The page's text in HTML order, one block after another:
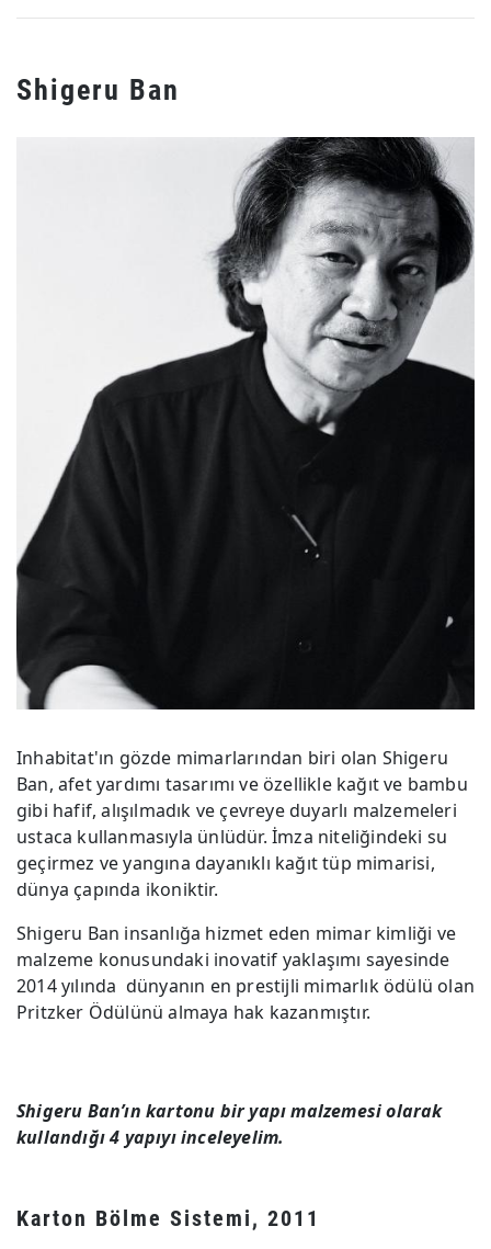
Shigeru Ban
Inhabitat'ın gözde mimarlarından biri olan Shigeru
Ban, afet yardımı tasarımı ve özellikle kağıt ve bambu
gibi hafif, alışılmadık ve çevreye duyarlı malzemeleri
ustaca kullanmasıyla ünlüdür. İmza niteliğindeki su
geçirmez ve yangına dayanıklı kağıt tüp mimarisi,
dünya çapında ikoniktir.
Shigeru Ban insanlığa hizmet eden mimar kimliği ve
malzeme konusundaki inovatif yaklaşımı sayesinde
2014 yılında dünyanın en prestijli mimarlık ödülü olan
Pritzker Ödülünü almaya hak kazanmıştır.
Shigeru Ban’ın kartonu bir yapı malzemesi olarak
kullandığı 4 yapıyı inceleyelim.
Karton Bölme Sistemi, 2011